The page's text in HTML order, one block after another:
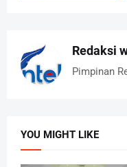
Redaksi
Pimpinan
YOU MIGHT LIKE